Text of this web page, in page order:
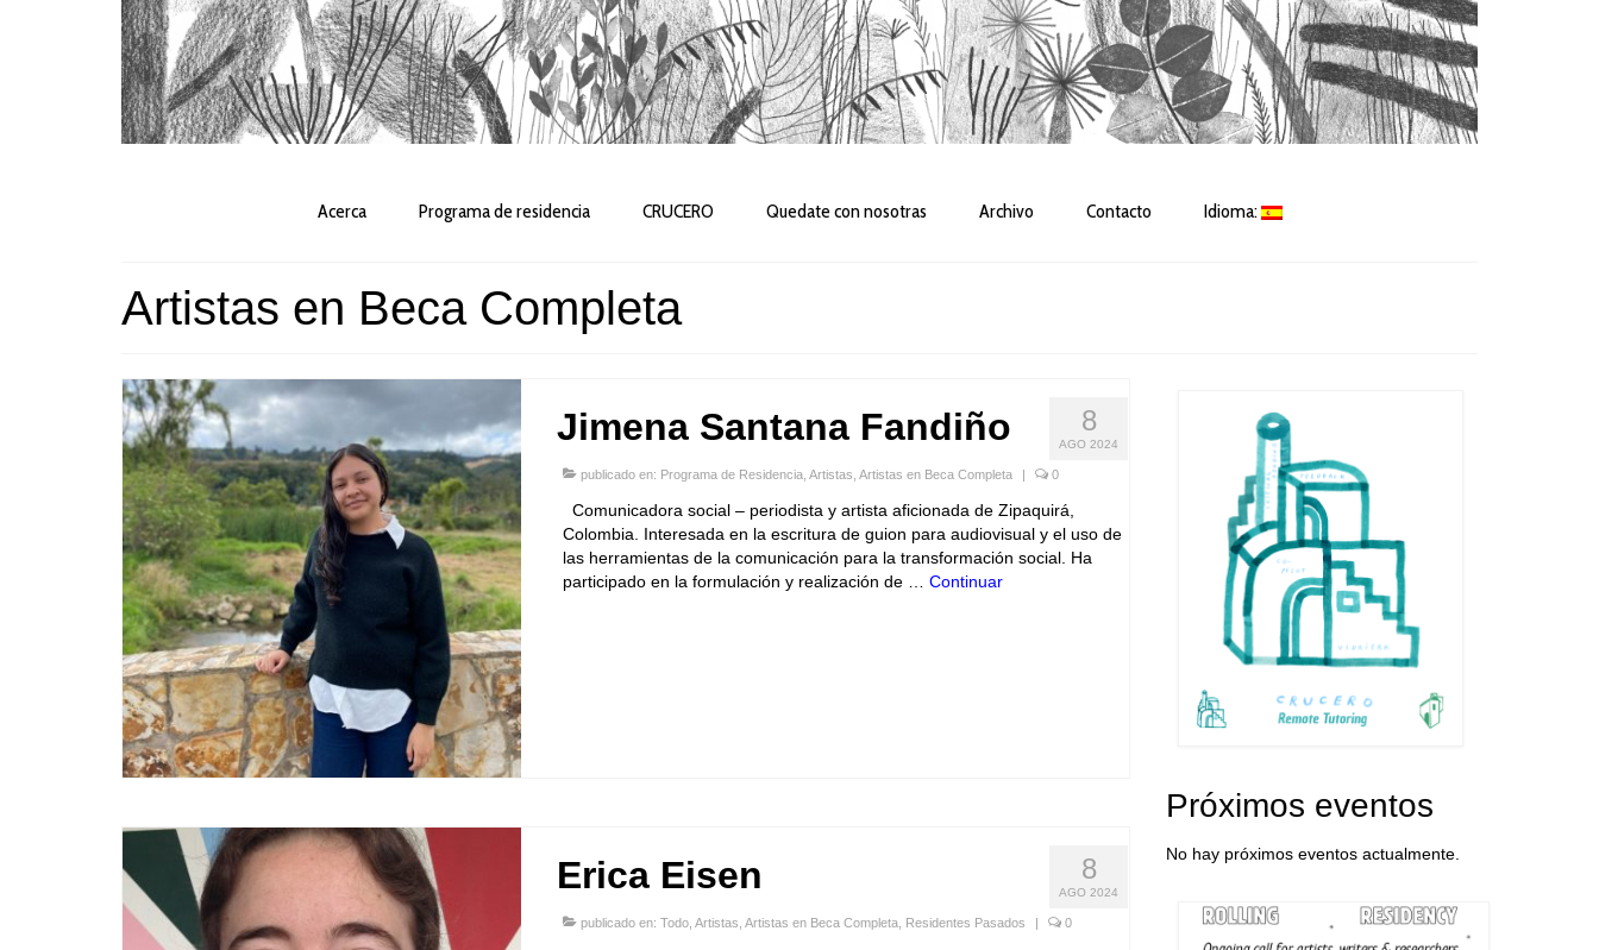
Acerca Programa de residencia CRUCERO Quedate con nosotras Archivo Contacto Idioma:
Artistas en Beca Completa
8
AGO 2024
Jimena Santana Fandiño
publicado en: Programa de Residencia, Artistas Artistas en Beca Completa 0
Comunicadora social – periodista y artista aficionada de Zipaquirá,
Colombia. Interesada en la escritura de guion para audiovisual y el uso de
las herramientas de la comunicación para la transformación social. Ha
participado en la formulación y realización de … Continuar
8
AGO 2024
Erica Eisen
publicado en: Todo, Artistas Artistas en Beca Completa, Residentes Pasados | 0
Próximos eventos
No hay próximos eventos actualmente.